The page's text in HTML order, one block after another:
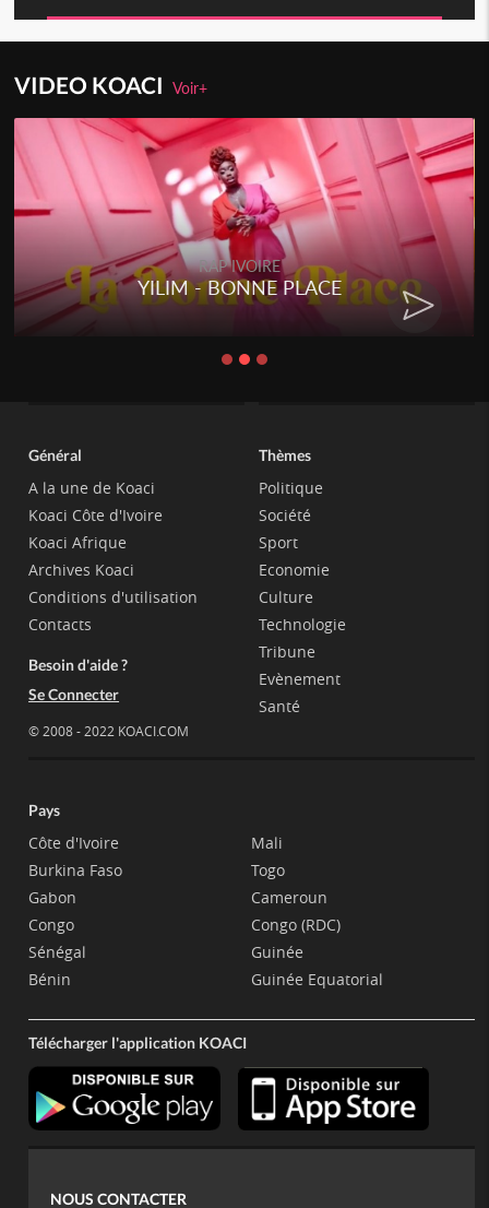
VIDEO KOACIVoir+
RAP IVOIRE
YILIM - BONNE PLACE
Général
A la une de Koaci
Koaci Côte d'Ivoire
Koaci Afrique
Archives Koaci
Conditions d'utilisation
Contacts
Besoin d'aide ?
Se Connecter
© 2008 - 2022 KOACI.COM
Thèmes
Politique
Société
Sport
Economie
Culture
Technologie
Tribune
Evènement
Santé
Pays
Côte d'Ivoire
Burkina Faso
Gabon
Congo
Sénégal
Bénin
Mali
Togo
Cameroun
Congo (RDC)
Guinée
Guinée Equatorial
Télécharger l'application KOACI
NOUS CONTACTER